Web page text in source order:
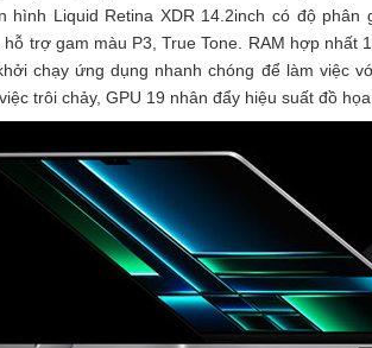
hình Liquid Retina XDR 14.2inch có độ
hỗ trợ gam màu P3, True Tone. RAM hợp
chạy ứng dụng nhanh chóng để làm việc
trôi chảy, GPU 19 nhân đẩy hiệu suất đồ